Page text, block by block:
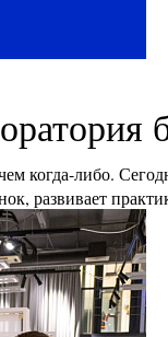
когда-либо.
развивает